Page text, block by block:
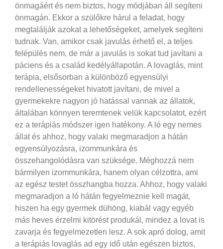
önmagáért és nem biztos, hogy módjában áll segíteni
önmagán. Ekkor a szülőkre hárul a feladat, hogy
megtalálják azokat a lehetőségeket, amelyek segíteni
tudnak. Van, amikor csak javulás érhető el, a teljes
felépülés nem, de már a javulás is sokat tud javítani a
páciens és a család kedélyállapotán. A lovaglás, mint
terápia, elsősorban a különböző egyensúlyi
rendellenességeket hivatott javítani, de mivel a
gyermekekre nagyon jó hatással vannak az állatok,
általában könnyen teremtenek velük kapcsolatot, ezért
ez a terápiás módszer igen hatékony. A ló egy nemes
állat és ahhoz, hogy valaki megmaradjon a hátán
egyensúlyozásra, izommunkára és
összehangolódásra van szüksége. Méghozzá nem
bármilyen izommunkára, hanem olyan célzottra, ami
az egész testet összhangba hozza. Ahhoz, hogy valaki
megmaradjon a ló hátán fegyelmeznie kell magát,
hiszen ha egy gyermek dühöng, kiabál vagy egyéb
más heves érzelmi kitörést produkál, mindez a lovat is
zavarja és fegyelmezetlen lesz. A sok apró dolog, amit
a terápiás lovaglás ad egy idő után egészen biztos,